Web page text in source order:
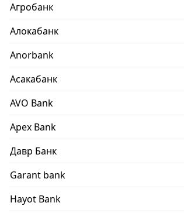
Агробанк
Алокабанк
Anorbank
Асакабанк
AVO Bank
Apex Bank
Давр Банк
Garant bank
Hayot Bank